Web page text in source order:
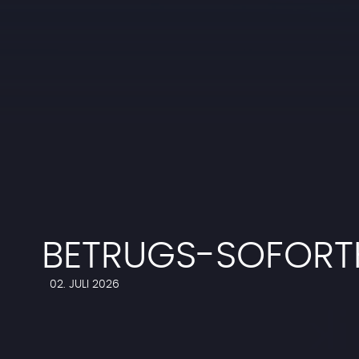
BETRUGS-
02. JULI 2026